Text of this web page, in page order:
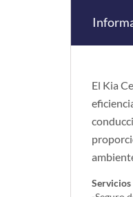
El Kia